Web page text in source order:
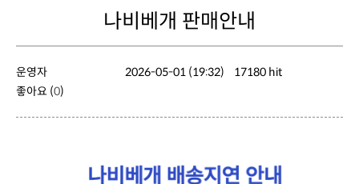
나비베개 판매안내
운영자 2026-05-01 (19:32)
17180 hit
좋아요 (0)